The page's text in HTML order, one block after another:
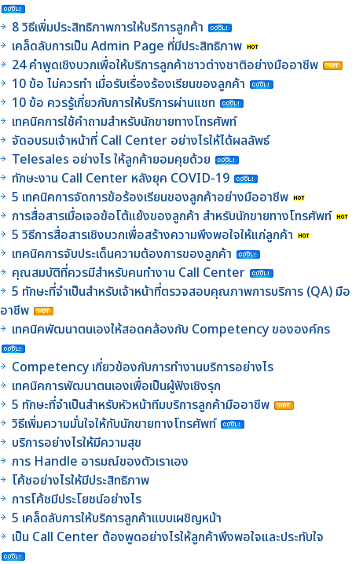
8 วิธีเพิ่มประสิทธิภาพการให้บริการลูกค้า
เคล็ดลับการเป็น Admin Page ที่มีประสิทธิภาพ
24 คำพูดเชิงบวกเพื่อให้บริการลูกค้าชาวต่างชาติอย่างมืออาชีพ
10 ข้อ ไม่ควรทำ เมื่อรับเรื่องร้องเรียนของลูกค้า
10 ข้อ ควรรู้เกี่ยวกับการให้บริการผ่านแชท
เทคนิคการใช้คำถามสำหรับนักขายทางโทรศัพท์
จัดอบรมเจ้าหน้าที่ Call Center อย่างไรให้ได้ผลลัพธ์
Telesales อย่างไร ให้ลูกค้ายอมคุยด้วย
ทักษะงาน Call Center หลังยุค COVID-19
5 เทคนิคการจัดการข้อร้องเรียนของลูกค้าอย่างมืออาชีพ
การสื่อสารเมื่อเจอข้อโต้แย้งของลูกค้า สำหรับนักขายทางโทรศัพท์
5 วิธีการสื่อสารเชิงบวกเพื่อสร้างความพึงพอใจให้แก่ลูกค้า
เทคนิคการจับประเด็นความต้องการของลูกค้า
คุณสมบัติที่ควรมีสำหรับคนทำงาน Call Center
5 ทักษะที่จำเป็นสำหรับเจ้าหน้าที่ตรวจสอบคุณภาพการบริการ (QA) มือ
อาชีพ
เทคนิคพัฒนาตนเองให้สอดคล้องกับ Competency ขององค์กร
Competency เกี่ยวข้องกับการทำงานบริการอย่างไร
เทคนิคการพัฒนาตนเองเพื่อเป็นผู้ฟังเชิงรุก
5 ทักษะที่จำเป็นสำหรับหัวหน้าทีมบริการลูกค้ามืออาชีพ
วิธีเพิ่มความมั่นใจให้กับนักขายทางโทรศัพท์
บริการอย่างไรให้มีความสุข
การ Handle อารมณ์ของตัวเราเอง
โค้ชอย่างไรให้มีประสิทธิภาพ
การโค้ชมีประโยชน์อย่างไร
5 เคล็ดลับการให้บริการลูกค้าแบบเผชิญหน้า
เป็น Call Center ต้องพูดอย่างไรให้ลูกค้าพึงพอใจและประทับใจ